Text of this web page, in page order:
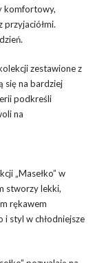
komfortowy,
przyjaciółmi.
zestawione z
się na bardziej
podkreśli
na
„Masełko” w
stworzy lekki,
rękawem
i styl w chłodniejsze